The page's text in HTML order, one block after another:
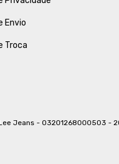
Envio
Troca
Jeans - 03201268000503 -